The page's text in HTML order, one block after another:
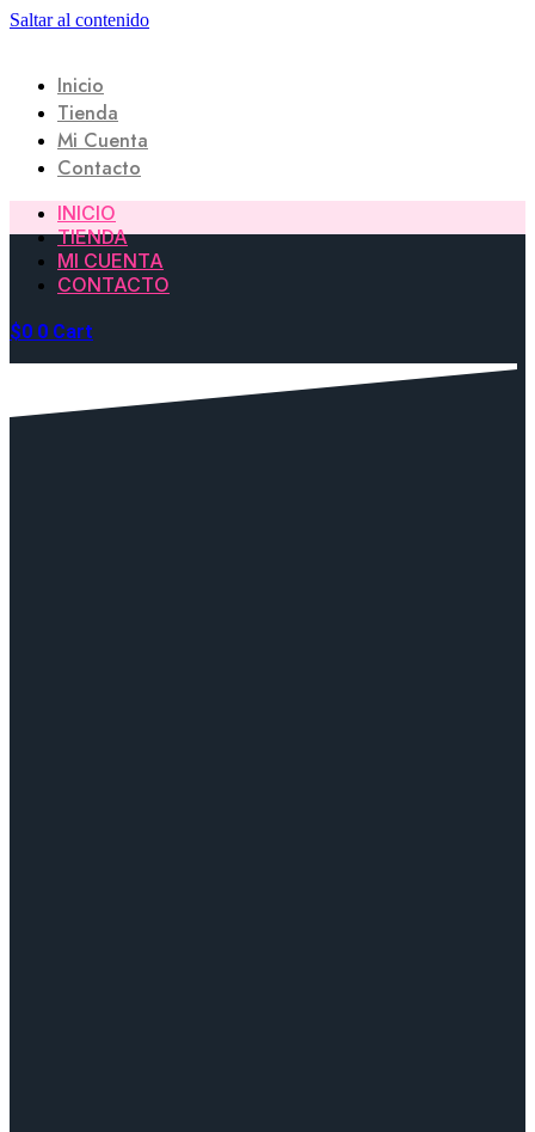
Saltar al contenido
Inicio
Tienda
Mi Cuenta
Contacto
INICIO
TIENDA
MI CUENTA
CONTACTO
$0 0 Cart